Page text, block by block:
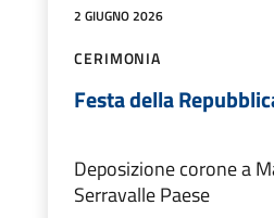
2 GIUGNO 2026
CERIMONIA
Festa della
Deposizione corone a
Serravalle Paese